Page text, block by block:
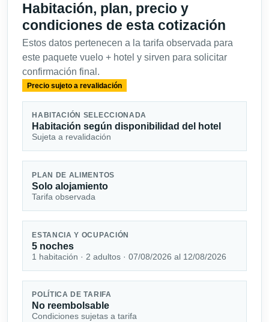
Habitación, plan, precio y
condiciones de esta cotización
Estos datos pertenecen a la tarifa observada para
este paquete vuelo + hotel y sirven para solicitar
confirmación final.
Precio sujeto a revalidación
HABITACIÓN SELECCIONADA
Habitación según disponibilidad del hotel
Sujeta a revalidación
PLAN DE ALIMENTOS
Solo alojamiento
Tarifa observada
ESTANCIA Y OCUPACIÓN
5 noches
1 habitación · 2 adultos · 07/08/2026 al 12/08/2026
POLÍTICA DE TARIFA
No reembolsable
Condiciones sujetas a tarifa